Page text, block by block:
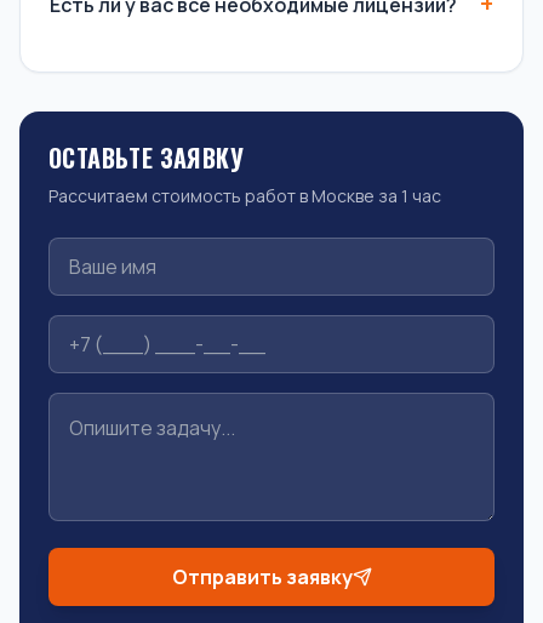
ОСТАВЬТЕ ЗАЯВКУ
Рассчитаем стоимость работ в Москве за 1 час
Отправить заявку